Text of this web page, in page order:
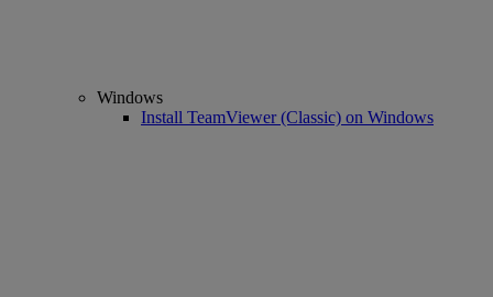
Windows
Install TeamViewer (Classic) on Windows